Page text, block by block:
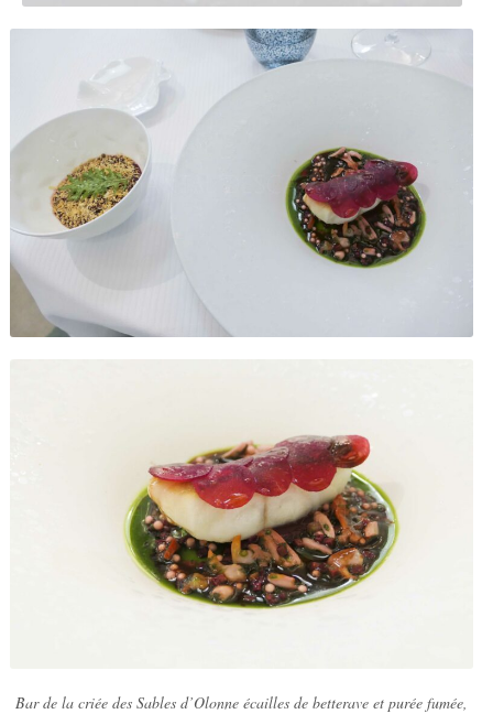
Bar de la criée des Sables d’Olonne écailles de betterave et purée fumée,